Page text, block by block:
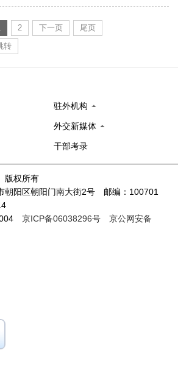
2 下一页
尾页
转
驻外机构
外交新媒体
干部考录
版权所有
朝阳区朝阳门南大街2号 邮编：100701
京ICP备06038296号
京公网安备